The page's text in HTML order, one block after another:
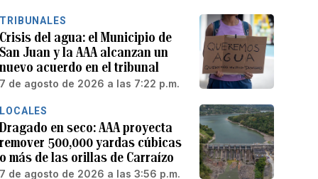
TRIBUNALES
Crisis del agua: el Municipio de
San Juan y la AAA alcanzan un
nuevo acuerdo en el tribunal
7 de agosto de 2026 a las 7:22 p.m.
LOCALES
Dragado en seco: AAA proyecta
remover 500,000 yardas cúbicas
o más de las orillas de Carraízo
7 de agosto de 2026 a las 3:56 p.m.